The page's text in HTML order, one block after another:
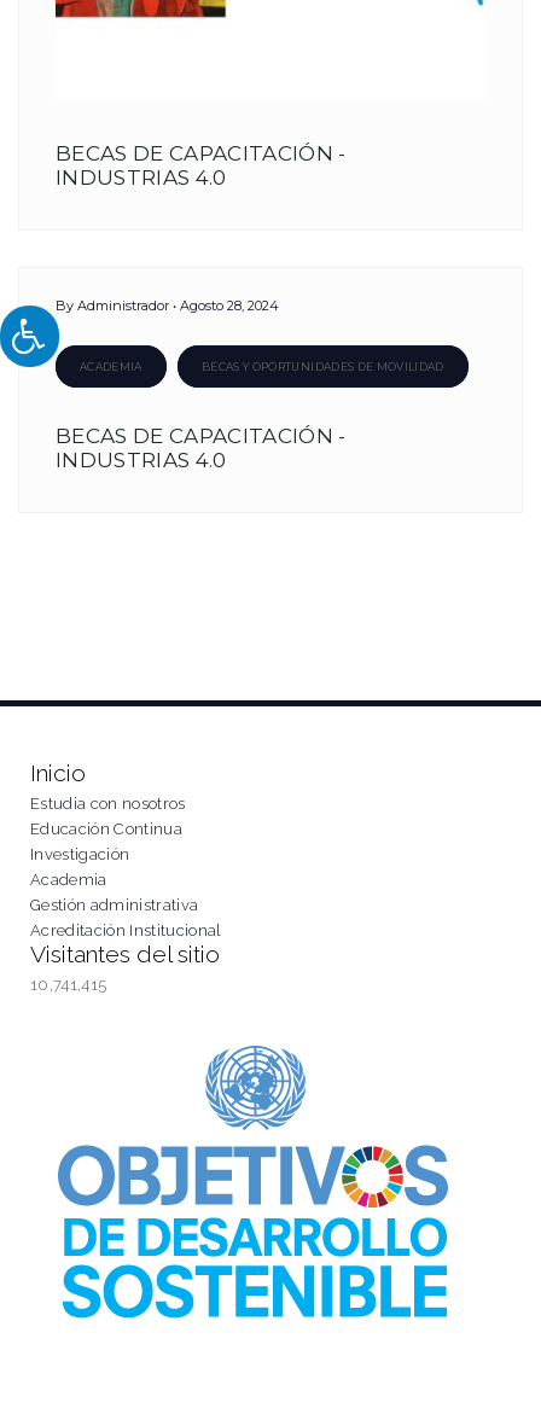
BECAS DE CAPACITACIÓN -
INDUSTRIAS 4.0
By Administrador Agosto 28, 2024
ACADEMIA BECAS Y OPORTUNIDADES DE MOVILIDAD
BECAS DE CAPACITACIÓN -
INDUSTRIAS 4.0
Inicio
Estudia con nosotros
Educación Continua
Investigación
Academia
Gestión administrativa
Acreditación Institucional
Visitantes del sitio
10,741,415